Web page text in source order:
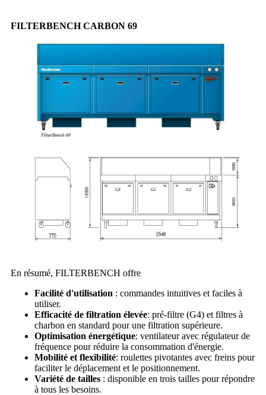
FILTERBENCH CARBON 69
En résumé, FILTERBENCH offre
Facilité d'utilisation : commandes intuitives et faciles à
utiliser.
Efficacité de filtration élevée: pré-filtre (G4) et filtres à
charbon en standard pour une filtration supérieure.
Optimisation énergétique: ventilateur avec régulateur de
fréquence pour réduire la consommation d'énergie.
Mobilité et flexibilité: roulettes pivotantes avec freins pour
faciliter le déplacement et le positionnement.
Variété de tailles : disponible en trois tailles pour répondre
à tous les besoins.